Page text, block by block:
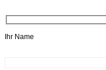
Ihr Name